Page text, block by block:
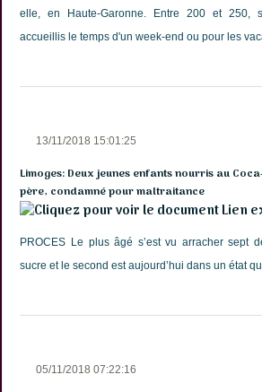
elle, en Haute-Garonne. Entre 200 et 250,
accueillis le temps d'un week-end ou pour les
13/11/2018 15:01:25
Limoges: Deux jeunes enfants nourris au
père, condamné pour maltraitance
Lien
PROCES Le plus âgé s’est vu arracher sept
sucre et le second est aujourd’hui dans un état
05/11/2018 07:22:16